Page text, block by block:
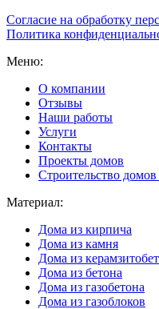
Согласие на обработку
Политика
Меню:
О компании
Отзывы
Наши работы
Услуги
Контакты
Проекты домов
Строительство
Материал:
Дома из кирпича
Дома из камня
Дома из
Дома из бетона
Дома из газобетона
Дома из газоблоков